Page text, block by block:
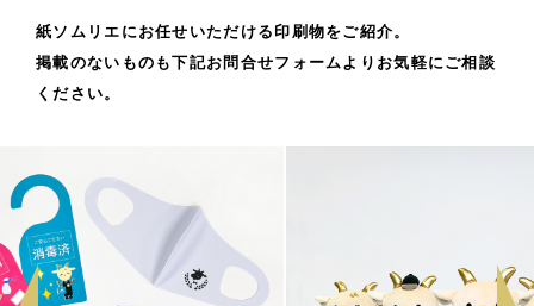
紙ソムリエにお任せいただける印刷物をご紹介。
掲載のないものも下記お問合せフォームよりお気軽にご相談
ください。